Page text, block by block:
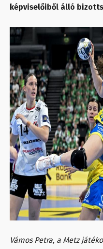
képviselőiből álló
Vámos Petra, a Metz